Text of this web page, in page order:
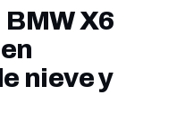
X6
nieve y